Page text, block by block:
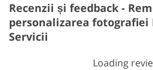
Recenzii și feedback -
personalizarea fotografiei
Servicii
Loading